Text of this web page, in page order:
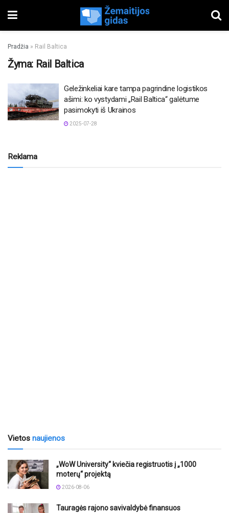
Pradžia » Rail Baltica
Žyma: Rail Baltica
Geležinkeliai kare tampa pagrindine logistikos
ašimi: ko vystydami „Rail Baltica“ galėtume
pasimokyti iš Ukrainos
2025-07-28
Reklama
Vietos naujienos
„WoW University“ kviečia registruotis į „1000
moterų“ projektą
2026-08-06
Tauragės rajono savivaldybė finansuos